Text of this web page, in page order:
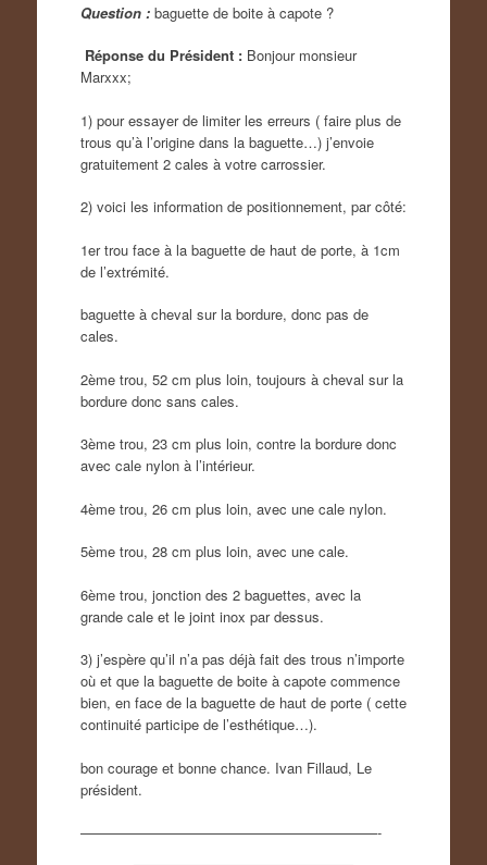
Question : baguette de boite à capote ?
Réponse du Président : Bonjour monsieur
Marxxx;
1) pour essayer de limiter les erreurs ( faire plus de
trous qu’à l’origine dans la baguette…) j’envoie
gratuitement 2 cales à votre carrossier.
2) voici les information de positionnement, par côté:
1er trou face à la baguette de haut de porte, à 1cm
de l’extrémité.
baguette à cheval sur la bordure, donc pas de
cales.
2ème trou, 52 cm plus loin, toujours à cheval sur la
bordure donc sans cales.
3ème trou, 23 cm plus loin, contre la bordure donc
avec cale nylon à l’intérieur.
4ème trou, 26 cm plus loin, avec une cale nylon.
5ème trou, 28 cm plus loin, avec une cale.
6ème trou, jonction des 2 baguettes, avec la
grande cale et le joint inox par dessus.
3) j’espère qu’il n’a pas déjà fait des trous n’importe
où et que la baguette de boite à capote commence
bien, en face de la baguette de haut de porte ( cette
continuité participe de l’esthétique…).
bon courage et bonne chance. Ivan Fillaud, Le
président.
—————————————————————-